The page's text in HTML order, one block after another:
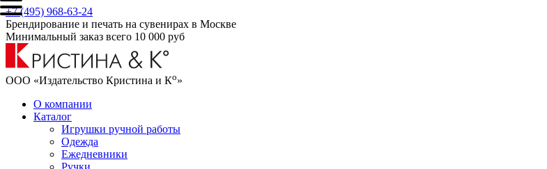
+7 (495) 968-63-24
Брендирование и печать на сувенирах в Москве
Минимальный заказ всего 10 000 руб
ООО «Издательство Кристина и Ко»
О компании
Каталог
Игрушки ручной работы
Одежда
Ежедневники